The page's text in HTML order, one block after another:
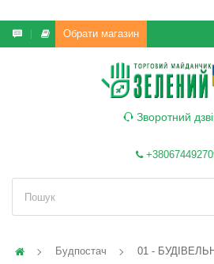
Обрати магазин
Зворотний
Будпостач 01 -